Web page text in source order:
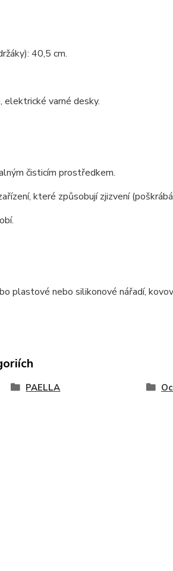
40,5 cm.
elektrické varné desky.
čisticím prostředkem.
které způsobují zjizvení
plastové nebo silikonové nářadí,
PAELLA